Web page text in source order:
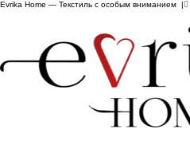
Evrika Home — Текстиль с особым вниманием |